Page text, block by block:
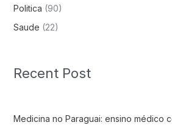
Politica (90)
Saude (22)
Recent Post
Medicina no Paraguai: ensino médico